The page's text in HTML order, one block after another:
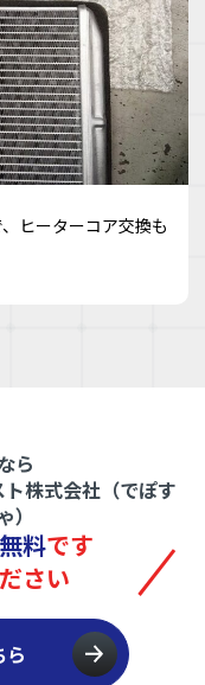
ヒーターコア交換も
ら
株式会社（でぽす
無料です
さい